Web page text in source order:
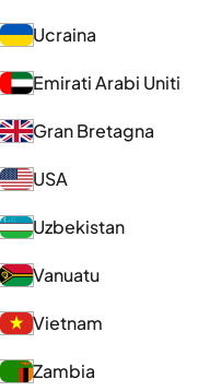
Ucraina
Emirati Arabi Uniti
Gran Bretagna
USA
Uzbekistan
Vanuatu
Vietnam
Zambia